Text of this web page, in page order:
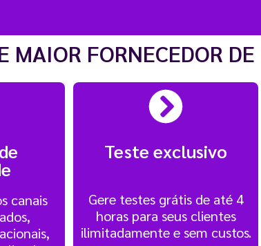
MAIOR FORNECEDOR
canais
Teste exclusivo
Gere testes grátis de até 4
horas para seus clientes
ilimitadamente e sem custos.